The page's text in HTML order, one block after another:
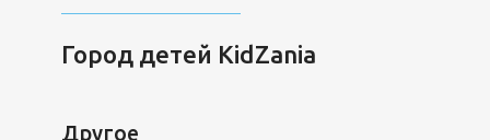
Город детей KidZania
Другое